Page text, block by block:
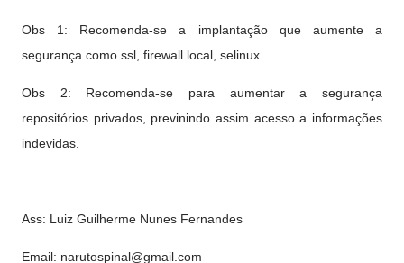
Obs 1: Recomenda-se a implantação que aumente a
segurança como ssl, firewall local, selinux.
Obs 2: Recomenda-se para aumentar a segurança
repositórios privados, previnindo assim acesso a informações
indevidas.
Ass: Luiz Guilherme Nunes Fernandes
Email: narutospinal@gmail.com